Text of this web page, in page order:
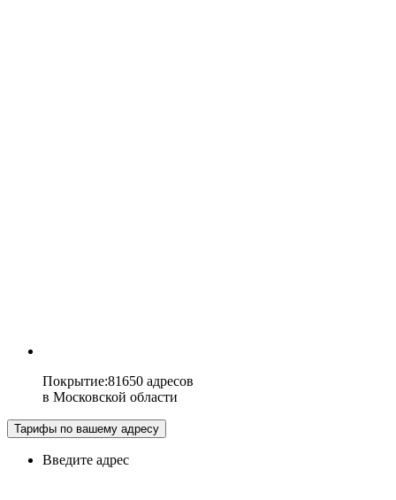
Покрытие:81650 адресов
в Московской области
Тарифы по вашему адресу
Введите адрес